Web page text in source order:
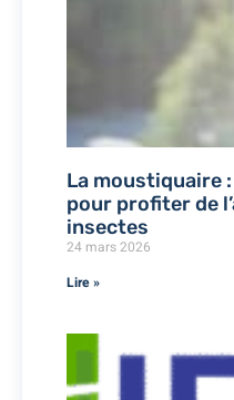
La moustiquaire
pour profiter de
insectes
24 mars 2026
Lire »